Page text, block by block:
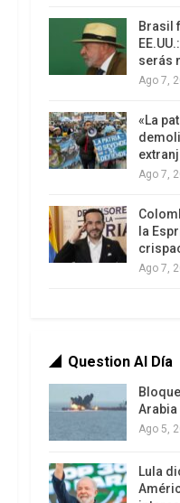
Brasil
serás
Ago 7,
«La
Ago 7,
la
Ago 7,
Question Al Día
Arabia
Ago 5,
Lula